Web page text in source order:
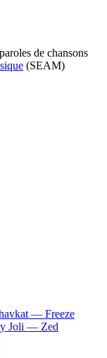
de chansons
(SEAM)
— Freeze
Joli — Zed